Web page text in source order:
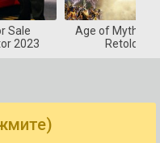
Sale
2023
Age of
Retold